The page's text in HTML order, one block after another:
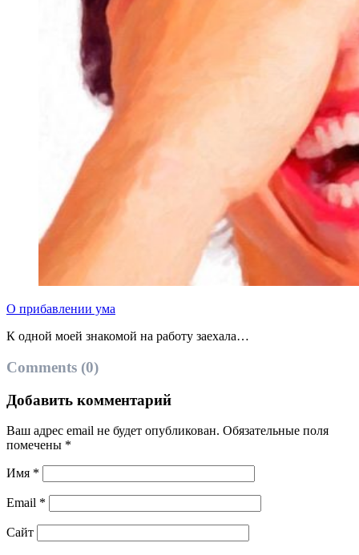
О прибавлении ума
К одной моей знакомой на работу заехала…
Comments (0)
Добавить комментарий
Ваш адрес email не будет опубликован. Обязательные поля
помечены *
Имя *
Email *
Сайт